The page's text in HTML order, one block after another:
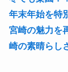
年末年始を特
宮崎の魅力を
崎の素晴らし